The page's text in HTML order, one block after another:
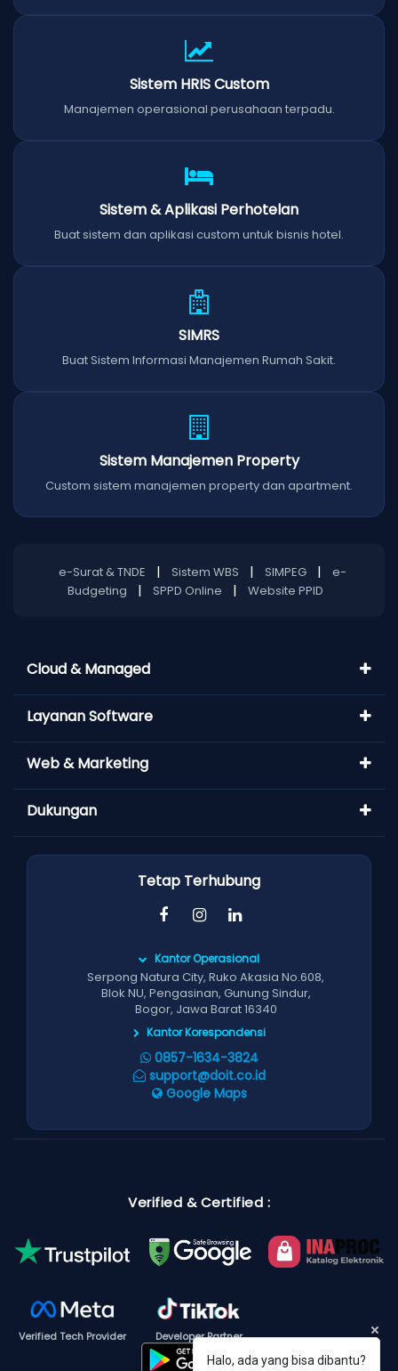
Halo, ada yang bisa dibantu?
Sistem HRIS Custom
Manajemen operasional perusahaan terpadu.
Sistem & Aplikasi Perhotelan
Buat sistem dan aplikasi custom untuk bisnis hotel.
SIMRS
Buat Sistem Informasi Manajemen Rumah Sakit.
Sistem Manajemen Property
Custom sistem manajemen property dan apartment.
e-Surat & TNDE | Sistem WBS | SIMPEG |
e-
Budgeting
| SPPD Online | Website PPID
Cloud & Managed
Layanan Software
Web & Marketing
Dukungan
Tetap Terhubung
Kantor Operasional
Serpong Natura City, Ruko Akasia No.608,
Blok NU, Pengasinan, Gunung Sindur,
Bogor, Jawa Barat 16340
Kantor Korespondensi
0857-1634-3824
support@doit.co.id
Google Maps
Verified & Certified :
Verified Tech Provider Developer Partner